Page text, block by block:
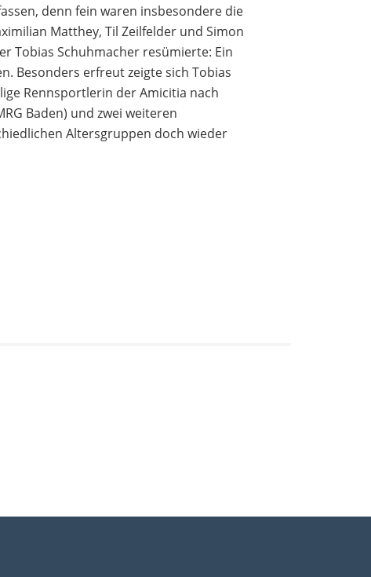
denn fein waren insbesondere die
Matthey, Til Zeilfelder und Simon
Tobias Schuhmacher resümierte: Ein
Besonders erfreut zeigte sich Tobias
Rennsportlerin der Amicitia nach
Baden) und zwei weiteren
Altersgruppen doch wieder